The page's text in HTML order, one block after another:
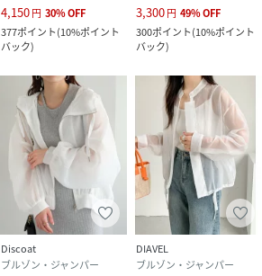
4,150円 30%OFF
377ポイント(10%ポイント
バック)
3,300円 49%OFF
300ポイント(10%ポイント
バック)
Discoat
ブルゾン・ジャンパー
DIAVEL
ブルゾン・ジャンパー